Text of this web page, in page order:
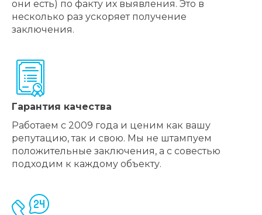
они есть) по факту их выявления. Это в
несколько раз ускоряет получение
заключения.
Гарантия качества
Работаем с 2009 года и ценим как вашу
репутацию, так и свою. Мы не штампуем
положительные заключения, а с совестью
подходим к каждому объекту.